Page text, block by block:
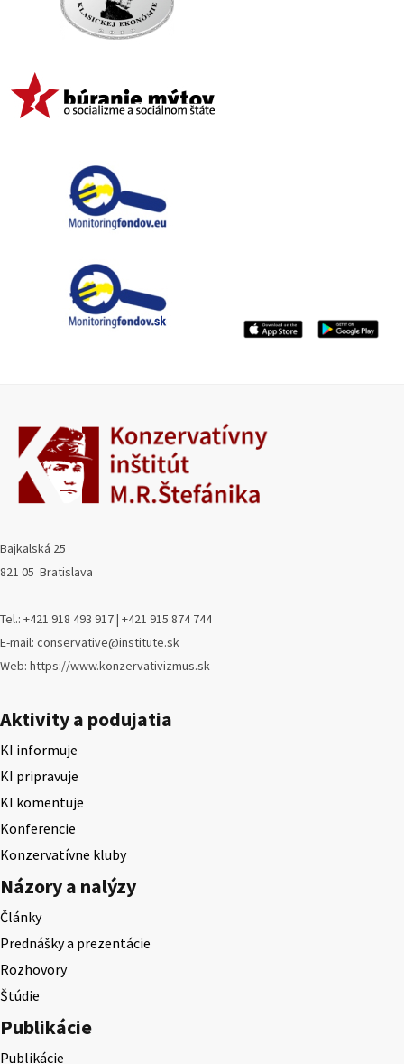
Bajkalská 25
821 05 Bratislava
Tel.: +421 918 493 917 | +421 915 874 744
E-mail: conservative@institute.sk
Web: https://www.konzervativizmus.sk
Aktivity a podujatia
KI informuje
KI pripravuje
KI komentuje
Konferencie
Konzervatívne kluby
Názory a nalýzy
Články
Prednášky a prezentácie
Rozhovory
Štúdie
Publikácie
Publikácie